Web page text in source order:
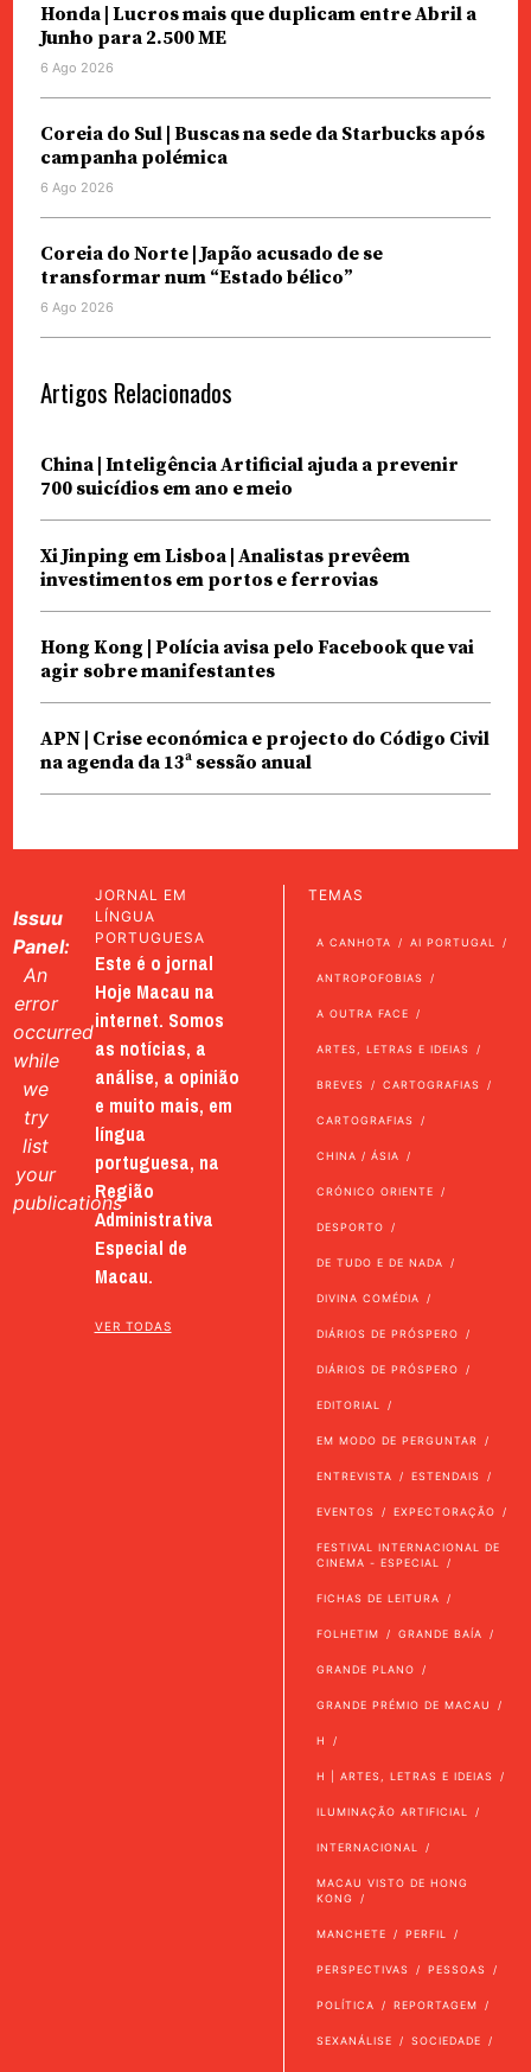
Honda | Lucros mais que duplicam entre Abril a
Junho para 2.500 ME
6 Ago 2026
Coreia do Sul | Buscas na sede da Starbucks após
campanha polémica
6 Ago 2026
Coreia do Norte | Japão acusado de se
transformar num “Estado bélico”
6 Ago 2026
Artigos Relacionados
China | Inteligência Artificial ajuda a prevenir
700 suicídios em ano e meio
Xi Jinping em Lisboa | Analistas prevêem
investimentos em portos e ferrovias
Hong Kong | Polícia avisa pelo Facebook que vai
agir sobre manifestantes
APN | Crise económica e projecto do Código Civil
na agenda da 13ª sessão anual
Issuu
Panel:
An
error
occurred
while
we
try
list
your
publications
JORNAL EM
LÍNGUA
PORTUGUESA
Este é o jornal
Hoje Macau na
internet. Somos
as notícias, a
análise, a opinião
e muito mais, em
língua
portuguesa, na
Região
Administrativa
Especial de
Macau.
VER TODAS
TEMAS
A CANHOTA AI PORTUGAL
ANTROPOFOBIAS
A OUTRA FACE
ARTES, LETRAS E IDEIAS
BREVES CARTOGRAFIAS
CARTOGRAFIAS
CHINA / ÁSIA
CRÓNICO ORIENTE
DESPORTO
DE TUDO E DE NADA
DIVINA COMÉDIA
DIÁRIOS DE PRÓSPERO
DIÁRIOS DE PRÓSPERO
EDITORIAL
EM MODO DE PERGUNTAR
ENTREVISTA ESTENDAIS
EVENTOS EXPECTORAÇÃO
FESTIVAL INTERNACIONAL DE
CINEMA - ESPECIAL
FICHAS DE LEITURA
FOLHETIM GRANDE BAÍA
GRANDE PLANO
GRANDE PRÉMIO DE MACAU
H
H | ARTES, LETRAS E IDEIAS
ILUMINAÇÃO ARTIFICIAL
INTERNACIONAL
MACAU VISTO DE HONG
KONG
MANCHETE PERFIL
PERSPECTIVAS PESSOAS
POLÍTICA REPORTAGEM
SEXANÁLISE SOCIEDADE